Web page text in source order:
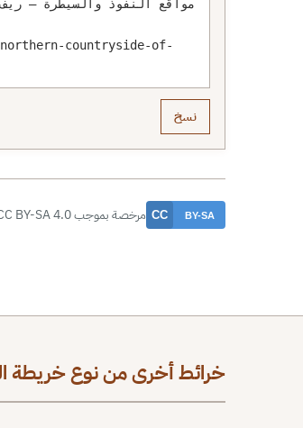
countryside-of-
نسخ
مرخصة بموجب CC BY-SA 4.0
خرائط أخرى من نوع خريطة